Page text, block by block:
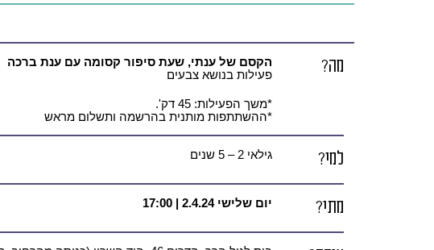
מה?
הקסם של ענתי, שעת סיפור קסומה עם ענת ברכה
פעילות בנושא צבעים
*משך הפעילות: 45 דק'.
*ההשתתפות מותנית בהרשמה ותשלום מראש
למי? גילאי 2 – 5 שנים
מתי? יום שלישי 2.4.24